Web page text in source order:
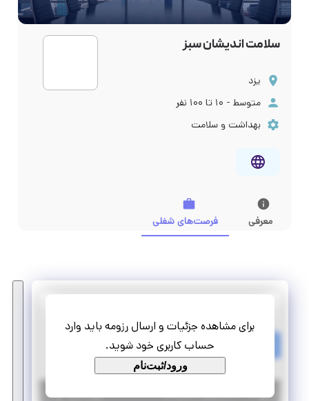
سلامت اندیشان سبز
یزد
متوسط - ۱۰ تا ۱۰۰ نفر
بهداشت و سلامت
معرفی فرصت‌های شغلی
برای مشاهده جزئیات و ارسال رزومه باید وارد
حساب کاربری خود شوید.
ورود/ثبت‌نام
استخدام
یزد |۶ سال پیش | منقضی شده جزئیات بیشتر